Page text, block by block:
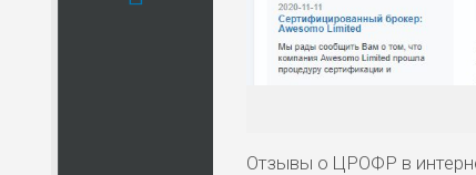
Отзывы о ЦРОФР в